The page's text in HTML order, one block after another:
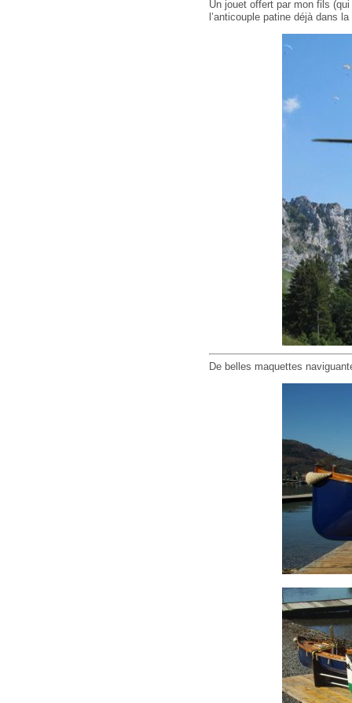
Un jouet offert par mon fils
l’anticouple patine déjà dans
De belles maquettes